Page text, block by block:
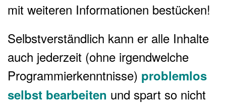
mit weiteren Informationen bestücken!
Selbstverständlich kann er alle Inhalte
auch jederzeit (ohne irgendwelche
Programmierkenntnisse) problemlos
selbst bearbeiten und spart so nicht